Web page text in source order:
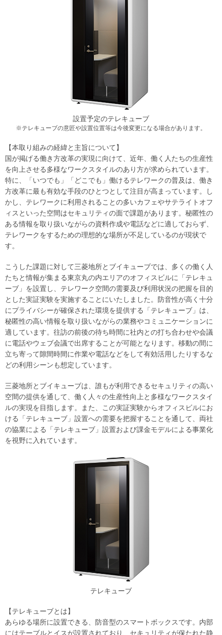
設置予定のテレキューブ
※テレキューブの意匠や設置位置等は今後変更になる場合があります。
【本取り組みの経緯と主旨について】
国が掲げる働き方改革の実現に向けて、近年、働く人たちの生産性
を向上させる多様なワークスタイルのあり方が求められています。
特に、「いつでも」「どこでも」働けるテレワークの普及は、働き
方改革に最も有効な手段のひとつとして注目が高まっています。し
かし、テレワークに利用されることの多いカフェやサテライトオフ
ィスといった空間はセキュリティの面で課題があります。秘匿性の
ある情報を取り扱いながらの資料作成や電話などに適しておらず、
テレワークをするための理想的な場所が不足しているのが現状で
す。
こうした課題に対して三菱地所とブイキューブでは、多くの働く人
たちと情報が集まる東京丸の内エリアのオフィスビルに「テレキュ
ーブ」を設置し、テレワーク空間の需要及び利用状況の把握を目的
とした実証実験を実施することにいたしました。防音性が高く十分
にプライバシーが確保された環境を提供する「テレキューブ」は、
秘匿性の高い情報を取り扱いながらの業務やコミュニケーションに
適しています。往訪の前後の待ち時間に社内との打ち合わせや会議
に電話やウェブ会議で出席することが可能となります。移動の間に
立ち寄って隙間時間に作業や電話などをして有効活用したりするな
どの利用シーンも想定しています。
三菱地所とブイキューブは、誰もが利用できるセキュリティの高い
空間の提供を通して、働く人々の生産性向上と多様なワークスタイ
ルの実現を目指します。また、この実証実験からオフィスビルにお
ける「テレキューブ」設置への需要を把握することを通して、両社
の協業による「テレキューブ」設置および課金モデルによる事業化
を視野に入れています。
テレキューブ
【テレキューブとは】
あらゆる場所に設置できる、防音型のスマートボックスです。内部
にはテーブルとイスが設置されており、セキュリティが保たれた静